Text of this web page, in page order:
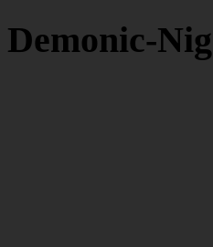
Demonic-